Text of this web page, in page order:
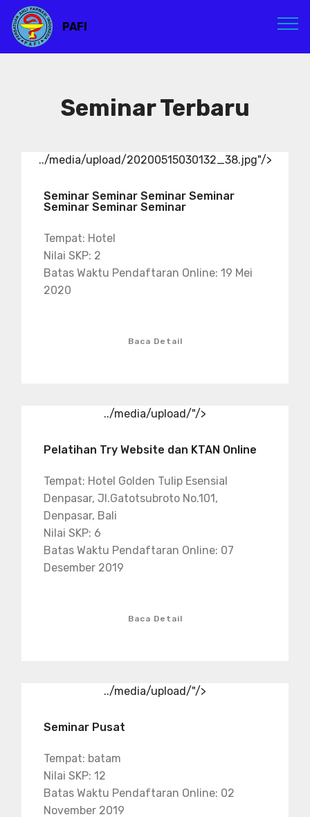
PAFI
Seminar Terbaru
../media/upload/20200515030132_38.jpg"/>
Seminar Seminar Seminar Seminar
Seminar Seminar Seminar
Tempat: Hotel
Nilai SKP: 2
Batas Waktu Pendaftaran Online: 19 Mei
2020
Baca Detail
../media/upload/"/>
Pelatihan Try Website dan KTAN Online
Tempat: Hotel Golden Tulip Esensial
Denpasar, Jl.Gatotsubroto No.101,
Denpasar, Bali
Nilai SKP: 6
Batas Waktu Pendaftaran Online: 07
Desember 2019
Baca Detail
../media/upload/"/>
Seminar Pusat
Tempat: batam
Nilai SKP: 12
Batas Waktu Pendaftaran Online: 02
November 2019